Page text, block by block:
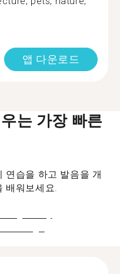
앱 다운로드
는 가장 빠른
연습을 하고 발음을 개
배워보세요.